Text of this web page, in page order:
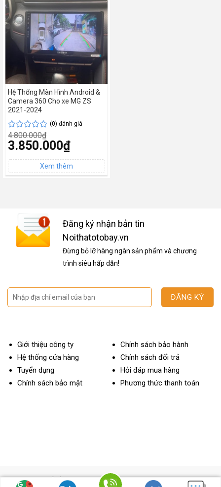
Hệ Thống Màn Hình Android &
Camera 360 Cho xe MG ZS
2021-2024
Được
xếp
hạng
0
5
sao
(0) đánh giá
4.800.000₫
Giá
gốc
4.800.000₫.
3.850.000₫
hiện
tại
là:
Đăng ký nhận bản tin
Noithatotobay.vn
Đừng bỏ lỡ hàng ngàn sản phẩm và chương
trình siêu hấp dẫn!
Giới thiệu công ty
Hệ thống cửa hàng
Tuyển dụng
Chính sách bảo mật
Chính sách bảo hành
Chính sách đổi trả
Hỏi đáp mua hàng
Phương thức thanh toán
OTOBAY MỸ ĐÌNHĐC: 112 Miếu Đầm, Mễ Trì, Nam Từ Liêm, Hà Nội